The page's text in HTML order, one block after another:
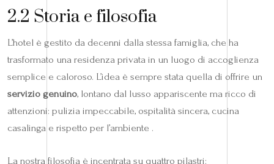
2.2 Storia e filosofia
L’hotel è gestito da decenni dalla stessa famiglia, che ha
trasformato una residenza privata in un luogo di accoglienza
semplice e caloroso. L’idea è sempre stata quella di offrire un
servizio genuino, lontano dal lusso appariscente ma ricco di
attenzioni: pulizia impeccabile, ospitalità sincera, cucina
casalinga e rispetto per l’ambiente .
La nostra filosofia è incentrata su quattro pilastri: